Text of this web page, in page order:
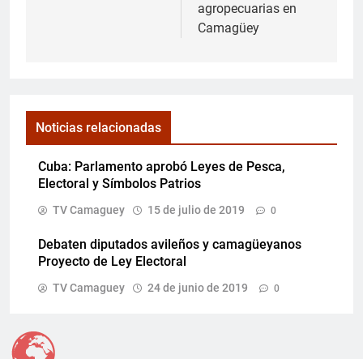
agropecuarias en
Camagüey
Noticias relacionadas
Cuba: Parlamento aprobó Leyes de Pesca,
Electoral y Símbolos Patrios
TV Camaguey 15 de julio de 2019 0
Debaten diputados avileños y camagüeyanos
Proyecto de Ley Electoral
TV Camaguey 24 de junio de 2019 0